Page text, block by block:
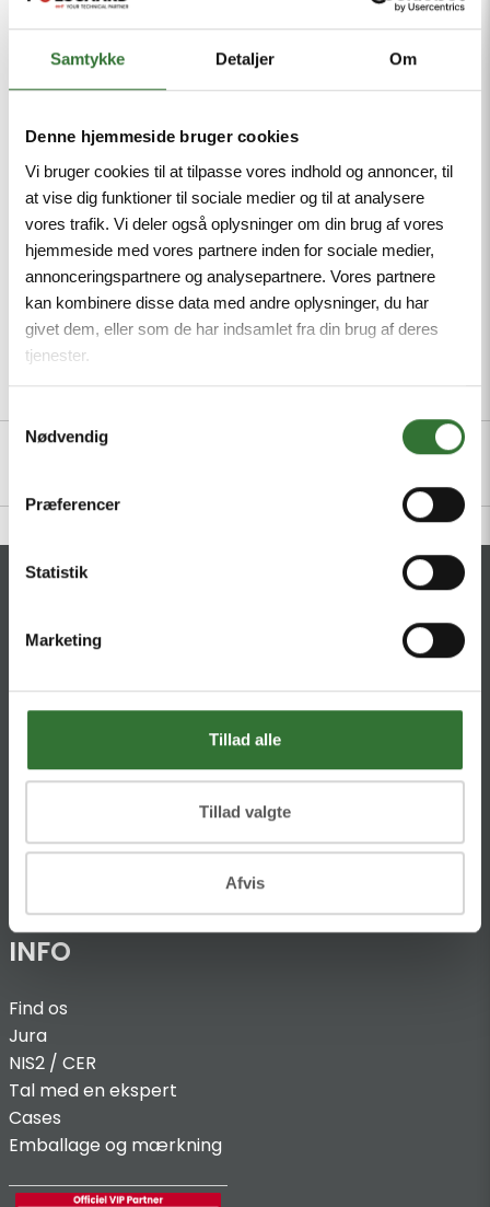
Samtykke Detaljer Om
Denne hjemmeside bruger cookies
Vi bruger cookies til at tilpasse vores indhold og annoncer, til
at vise dig funktioner til sociale medier og til at analysere
vores trafik. Vi deler også oplysninger om din brug af vores
hjemmeside med vores partnere inden for sociale medier,
annonceringspartnere og analysepartnere. Vores partnere
kan kombinere disse data med andre oplysninger, du har
givet dem, eller som de har indsamlet fra din brug af deres
tjenester.
Nødvendig
Præferencer
Statistik
Marketing
Tillad alle
Tillad valgte
Afvis
Actuator and Sensor Cable, PVC, Connection Cable,
material: PVC, Jacket color: black, Resistant to
chemicals and oils, Flame-retardant, Resistant to
acids and alkaline solutions, Resistant to microbes
and hydrolysis, LABS free, Approval: cULus, RoHS-
compliant, Protection class: IP67, IP69K
Mindste ordreantal: 1
KONTAKT
HQ:Hans Følsgaard A/S
DK-4600 Køge
DK-8680 RY
T:+45 4320 8600
denmark@folsgaard.com
INFO
Find os
Jura
NIS2 / CER
Tal med en ekspert
Cases
Emballage og mærkning